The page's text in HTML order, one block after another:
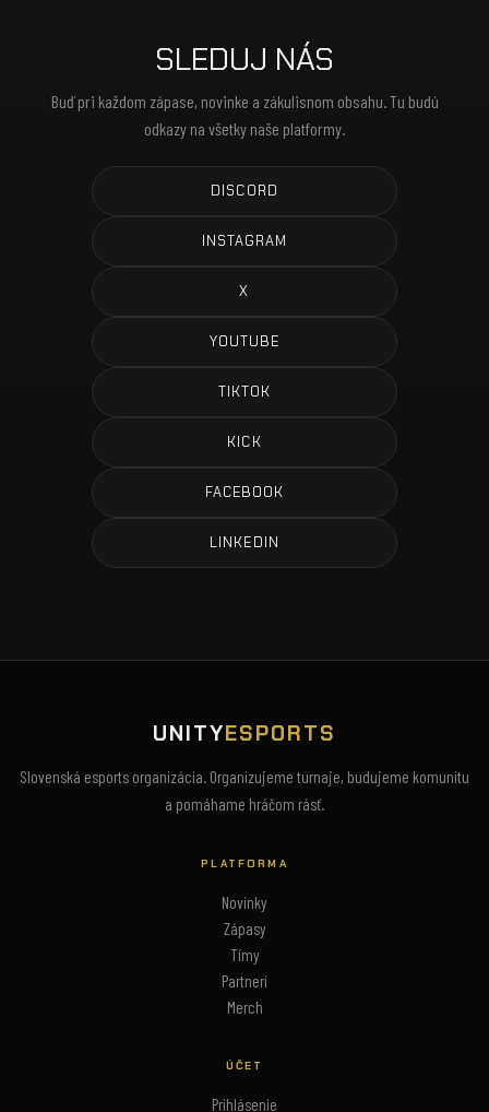
SLEDUJ NÁS
Buď pri každom zápase, novinke a zákulisnom obsahu. Tu budú
odkazy na všetky naše platformy.
DISCORD
INSTAGRAM
X
YOUTUBE
TIKTOK
KICK
FACEBOOK
LINKEDIN
UNITYESPORTS
Slovenská esports organizácia. Organizujeme turnaje, budujeme komunitu
a pomáhame hráčom rásť.
PLATFORMA
Novinky
Zápasy
Tímy
Partneri
Merch
ÚČET
Prihlásenie